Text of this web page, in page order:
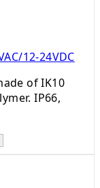
12-24VDC
of IK10
IP66,